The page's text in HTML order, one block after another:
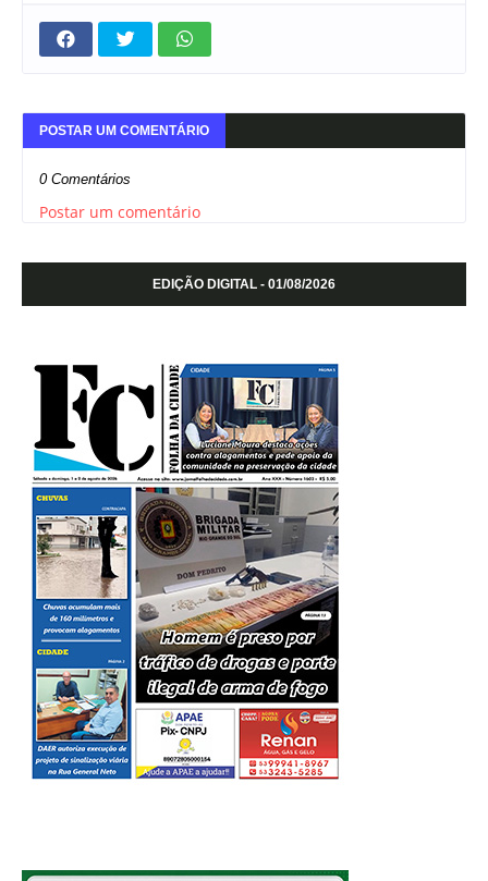
POSTAR UM COMENTÁRIO
0 Comentários
Postar um comentário
EDIÇÃO DIGITAL - 01/08/2026